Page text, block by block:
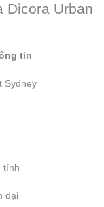
Dicora Urban
tin
Sydney
tính
đại